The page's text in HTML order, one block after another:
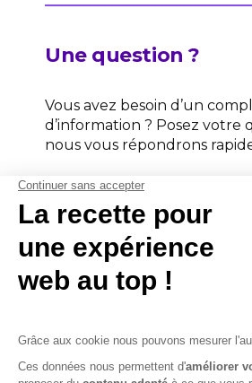
Une question ?
Vous avez besoin d’un
d’information ? Posez votre
nous vous répondrons
Contactez-nous
Contactez-nous Mentions